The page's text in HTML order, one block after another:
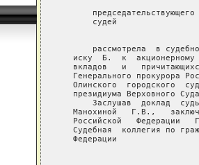
судей
рассмотрела  в
иску  Б.  к
вкладов   и
Генерального прокурора
Олинского  городского
президиума Верховного
Заслушав  доклад
Манохиной   Г.В.,
Российской   Федерации
Судебная  коллегия по
   Федерации